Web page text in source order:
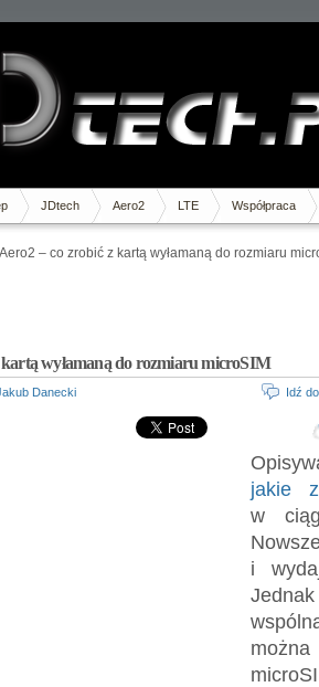
JDtech Aero2 LTE Współpraca
– co zrobić z kartą wyłamaną do rozmiaru
kartą wyłamaną do rozmiaru microSIM
Danecki Idź
jakie
w
i